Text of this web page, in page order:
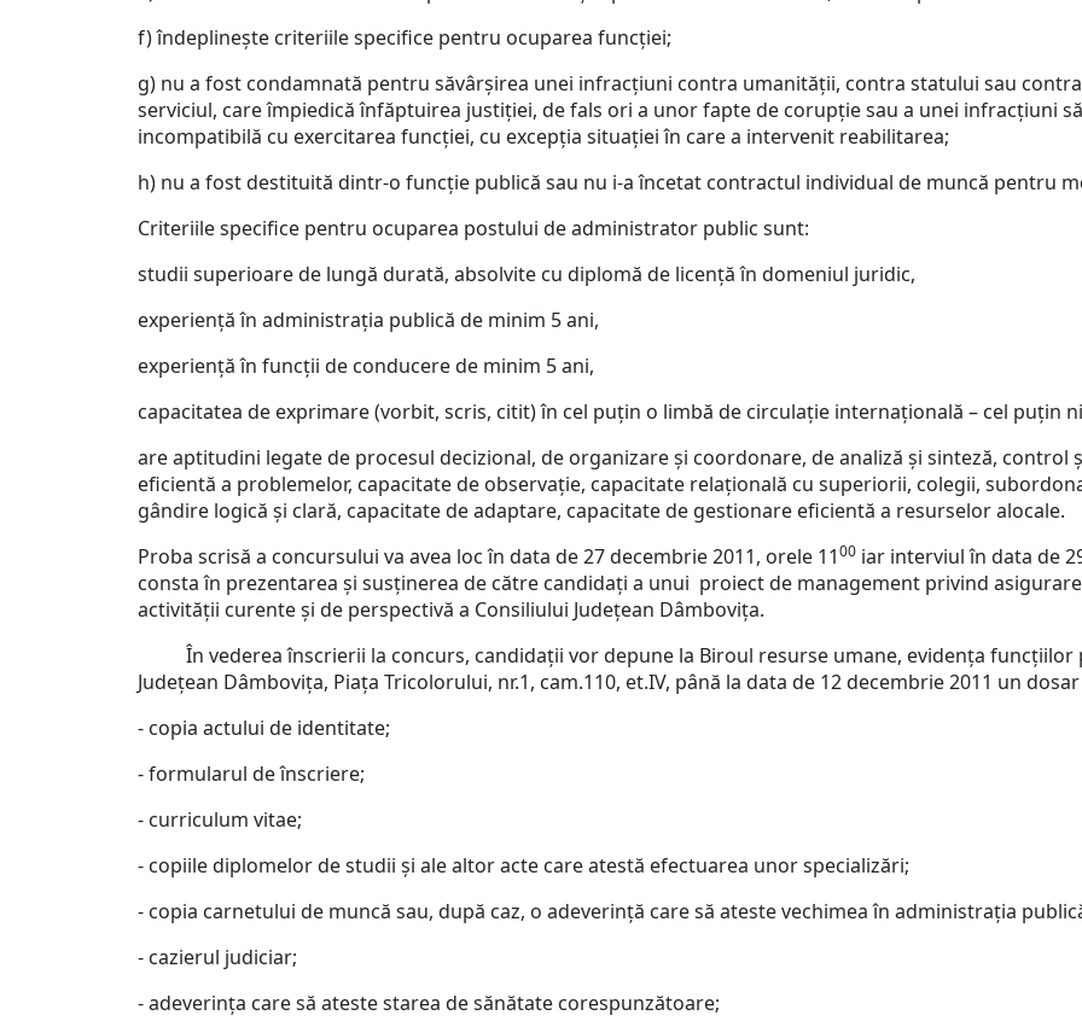
f) îndeplineşte criteriile specifice pentru ocuparea funcţiei;
g) nu a fost condamnată pentru săvârşirea unei infracţiuni contra umanităţii, contra statului sau
serviciul, care împiedică înfăptuirea justiţiei, de fals ori a unor fapte de corupţie sau a unei infracţiuni
incompatibilă cu exercitarea funcţiei, cu excepţia situaţiei în care a intervenit reabilitarea;
h) nu a fost destituită dintr-o funcţie publică sau nu i-a încetat contractul individual de muncă pentru
Criteriile specifice pentru ocuparea postului de administrator public sunt:
studii superioare de lungă durată, absolvite cu diplomă de licenţă în domeniul juridic,
experienţă în administraţia publică de minim 5 ani,
experienţă în funcţii de conducere de minim 5 ani,
capacitatea de exprimare (vorbit, scris, citit) în cel puţin o limbă de circulaţie internaţională – cel puţin
are aptitudini legate de procesul decizional, de organizare şi coordonare, de analiză şi sinteză, control
eficientă a problemelor, capacitate de observaţie, capacitate relaţională cu superiorii, colegii,
gândire logică şi clară, capacitate de adaptare, capacitate de gestionare eficientă a resurselor alocale.
Proba scrisă a concursului va avea loc în data de 27 decembrie 2011, orele 1100 iar interviul în data de
consta în prezentarea şi susţinerea de către candidaţi a unui proiect de management privind
activităţii curente şi de perspectivă a Consiliului Judeţean Dâmboviţa.
În vederea înscrierii la concurs, candidaţii vor depune la Biroul resurse umane, evidenţa funcţiilor
Judeţean Dâmboviţa, Piaţa Tricolorului, nr.1, cam.110, et.IV, până la data de 12 decembrie 2011 un
- copia actului de identitate;
- formularul de înscriere;
- curriculum vitae;
- copiile diplomelor de studii şi ale altor acte care atestă efectuarea unor specializări;
- copia carnetului de muncă sau, după caz, o adeverinţă care să ateste vechimea în administraţia
- cazierul judiciar;
- adeverinţa care să ateste starea de sănătate corespunzătoare;